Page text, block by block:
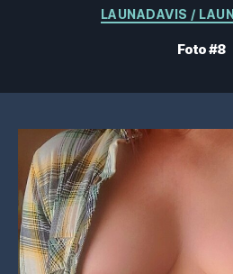
LAUNADAVIS /
Foto #8